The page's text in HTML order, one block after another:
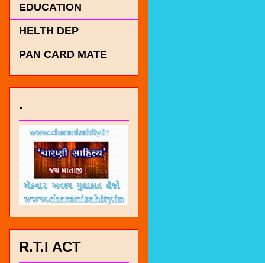
EDUCATION
HELTH DEP
PAN CARD MATE
.
R.T.I ACT